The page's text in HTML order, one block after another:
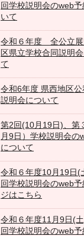
回学校説明会のweb予
いて
令和６年度 全公立展
区県立学校合同説明
て
令和6年度 県西地区公
説明会について
第2回(10月19日)、第
月9日）学校説明会の
について
令和６年度10月19日(
回学校説明会のweb予
ジはこちら
令和６年度11月9日(
回学校説明会のweb予